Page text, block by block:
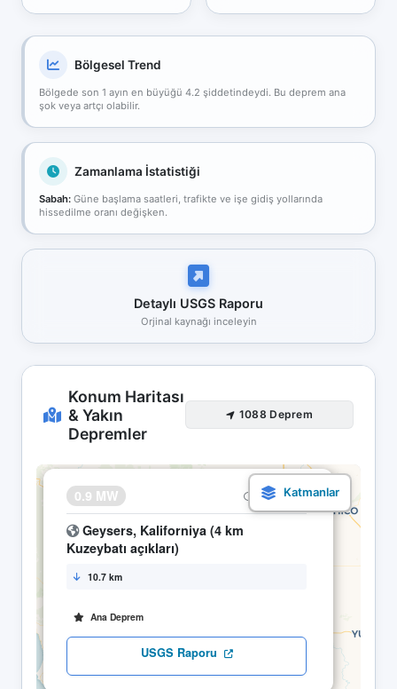
Bölgesel Trend
Bölgede son 1 ayın en büyüğü 4.2 şiddetindeydi. Bu deprem ana
şok veya artçı olabilir.
Zamanlama İstatistiği
Sabah: Güne başlama saatleri, trafikte ve işe gidiş yollarında
hissedilme oranı değişken.
Detaylı USGS Raporu
Orjinal kaynağı inceleyin
Konum Haritası
& Yakın
Depremler
1088 Deprem
0.9 MW 19.04 10:22
Geysers, Kaliforniya (4 km
Kuzeybatı açıkları)
10.7 km
Ana Deprem
USGS Raporu
×